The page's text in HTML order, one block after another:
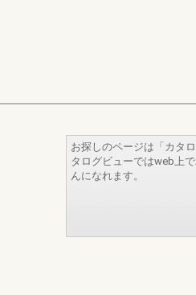
お探しのページは「カタ
タログビューではweb上
んになれます。